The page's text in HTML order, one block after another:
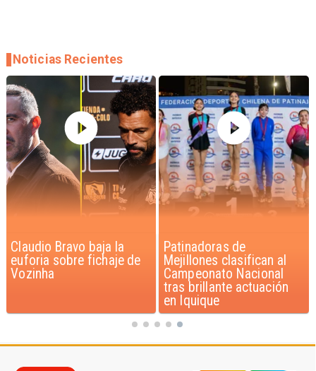
Claudio Bravo baja la
euforia sobre fichaje de
Vozinha
Patinadoras de
Mejillones clasifican al
Campeonato Nacional
tras brillante actuación
en Iquique
Noticias Recientes